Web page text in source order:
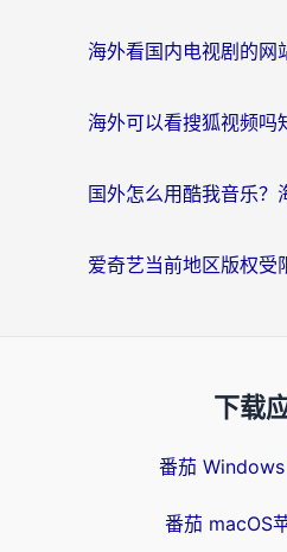
下载
番茄
番茄 macOS